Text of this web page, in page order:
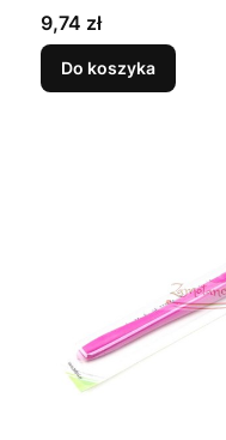
Cena
9,74 zł
Do koszyka